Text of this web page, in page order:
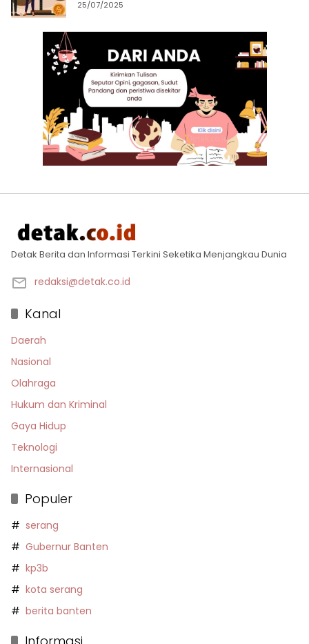
25/07/2025
Detak Berita dan Informasi Terkini Seketika Menjangkau Dunia
redaksi@detak.co.id
Kanal
Daerah
Nasional
Olahraga
Hukum dan Kriminal
Gaya Hidup
Teknologi
Internasional
Populer
serang
Gubernur Banten
kp3b
kota serang
berita banten